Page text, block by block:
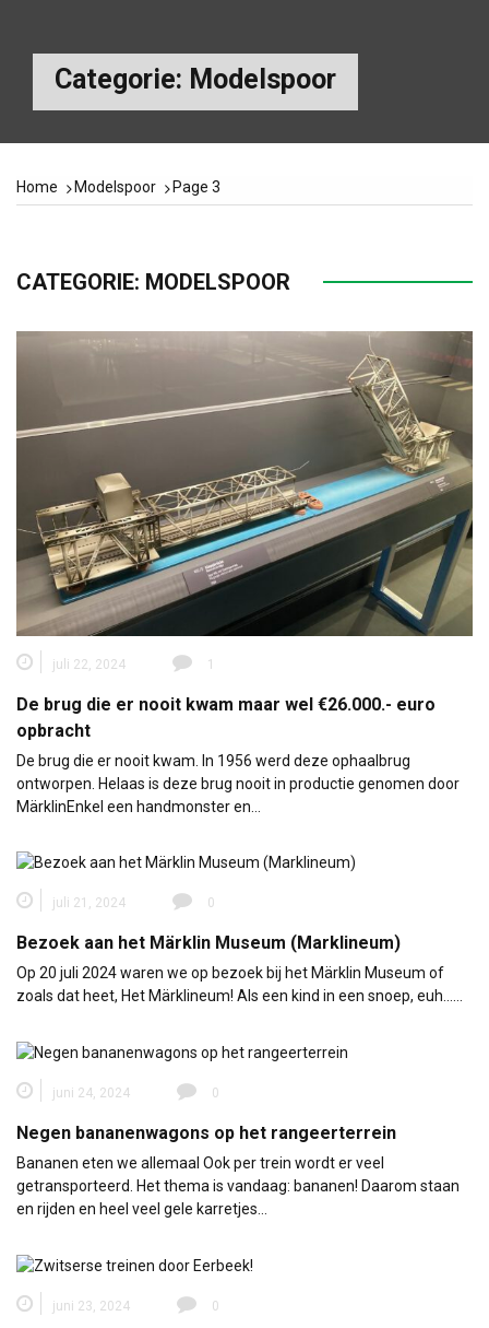
Categorie: Modelspoor
Home Modelspoor Page 3
CATEGORIE: MODELSPOOR
juli 22, 2024 1
De brug die er nooit kwam maar wel €26.000.- euro
opbracht
De brug die er nooit kwam. In 1956 werd deze ophaalbrug
ontworpen. Helaas is deze brug nooit in productie genomen door
MärklinEnkel een handmonster en…
juli 21, 2024 0
Bezoek aan het Märklin Museum (Marklineum)
Op 20 juli 2024 waren we op bezoek bij het Märklin Museum of
zoals dat heet, Het Märklineum! Als een kind in een snoep, euh...…
juni 24, 2024 0
Negen bananenwagons op het rangeerterrein
Bananen eten we allemaal Ook per trein wordt er veel
getransporteerd. Het thema is vandaag: bananen! Daarom staan
en rijden en heel veel gele karretjes…
juni 23, 2024 0